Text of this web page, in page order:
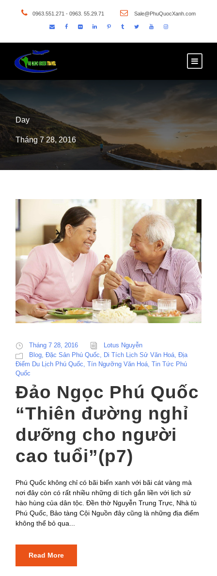
0963.551.271 - 0963. 55.29.71 Sale@PhuQuocXanh.com
Day
Tháng 7 28, 2016
Tháng 7 28, 2016
Lotus Nguyễn
Blog, Đặc Sản Phú Quốc, Di Tích Lịch Sử Văn Hoá, Địa
Điểm Du Lịch Phú Quốc, Tín Ngưỡng Văn Hoá, Tin Tức Phú
Quốc
Đảo Ngọc Phú Quốc
“Thiên đường nghỉ
dưỡng cho người
cao tuổi”(p7)
Phú Quốc không chỉ có bãi biển xanh với bãi cát vàng mà
nơi đây còn có rất nhiều những di tích gắn liền với lịch sử
hào hùng của dân tộc. Đền thờ Nguyễn Trung Trực, Nhà tù
Phú Quốc, Bảo tàng Cội Nguồn đây cũng là những địa điểm
không thể bỏ qua...
Read More